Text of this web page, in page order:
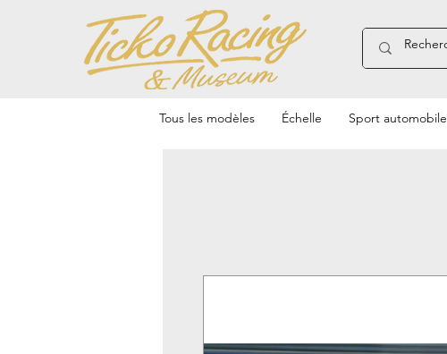
Tous les modèles Échelle Sport automobile